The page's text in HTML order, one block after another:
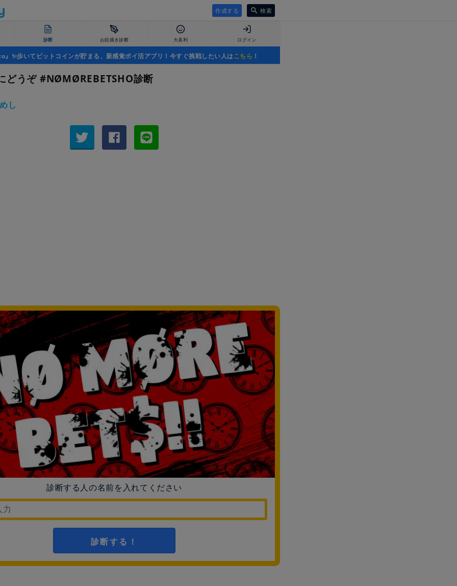
作成する 検索
診断 お絵描き診断 大喜利 ログイン
』✨歩いてビットコインが貯まる、新感覚ポイ活アプリ！今すぐ挑戦したい人はこちら ！
どうぞ #NØMØREBETSHO診断
し
診断する人の名前を入れてください
診断する！